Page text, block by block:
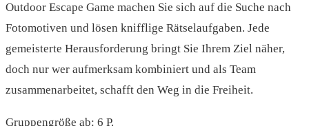
Outdoor Escape Game machen Sie sich auf die Suche nach
Fotomotiven und lösen knifflige Rätselaufgaben. Jede
gemeisterte Herausforderung bringt Sie Ihrem Ziel näher,
doch nur wer aufmerksam kombiniert und als Team
zusammenarbeitet, schafft den Weg in die Freiheit.
Gruppengröße ab: 6 P.